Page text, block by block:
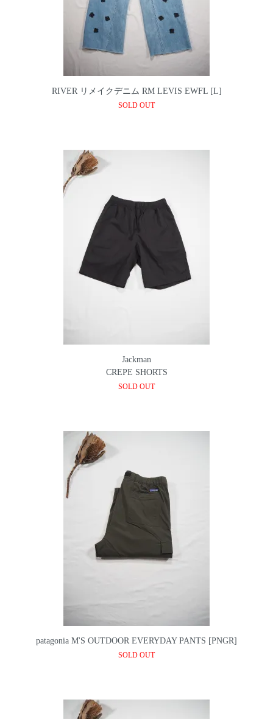
RIVER リメイクデニム RM LEVIS EWFL [L]
SOLD OUT
Jackman
CREPE SHORTS
SOLD OUT
patagonia M'S OUTDOOR EVERYDAY PANTS [PNGR]
SOLD OUT